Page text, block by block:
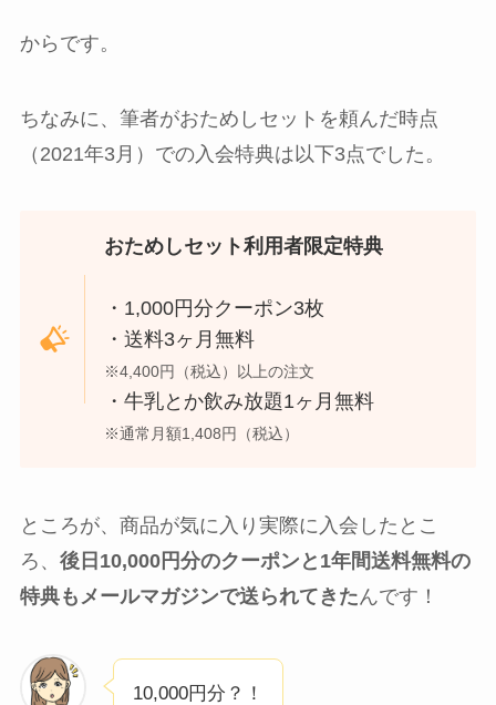
からです。
ちなみに、筆者がおためしセットを頼んだ時点
（2021年3月）での入会特典は以下3点でした。
おためしセット利用者限定特典
・1,000円分クーポン3枚
・送料3ヶ月無料
※4,400円（税込）以上の注文
・牛乳とか飲み放題1ヶ月無料
※通常月額1,408円（税込）
ところが、商品が気に入り実際に入会したとこ
ろ、 後日10,000円分のクーポンと1年間送料無料の
特典もメールマガジンで送られてきたんです！
10,000円分？！